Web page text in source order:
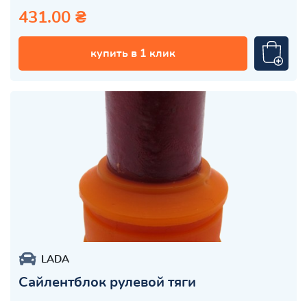
431.00 ₴
купить в 1 клик
LADA
Сайлентблок рулевой тяги